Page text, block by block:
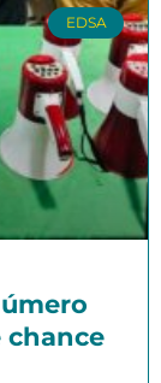
EDSA
chance